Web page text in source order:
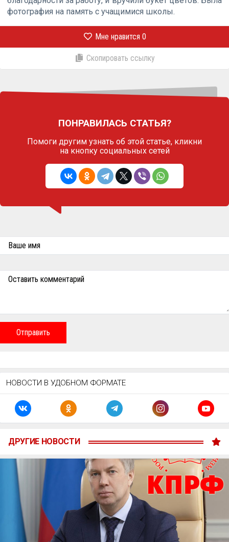
фотография на память с учащимися школы.
Мне нравится 0
Скопировать ссылку
ПОНРАВИЛАСЬ СТАТЬЯ?
Помоги другим узнать об этой статье, кликни
на кнопку социальных сетей
Ваше имя
Оставить комментарий
Отправить
НОВОСТИ В УДОБНОМ ФОРМАТЕ
ДРУГИЕ НОВОСТИ